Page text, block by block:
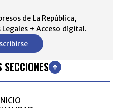
de La República,
+ Acceso digital.